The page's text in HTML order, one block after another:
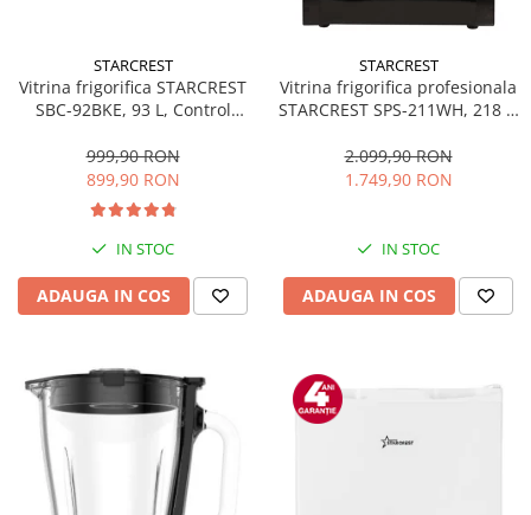
STARCREST
Vitrina frigorifica STARCREST
SBC-92BKE, 93 L, Control
83.2 cm, Negru
999,90 RON
899,90 RON
IN STOC
ADAUGA IN COS
STARCREST
Vitrina frigorifica profesionala
STARCREST SPS-211WH, 218 L,
LED, H 141 cm, Negru
2.099,90 RON
1.749,90 RON
IN STOC
ADAUGA IN COS